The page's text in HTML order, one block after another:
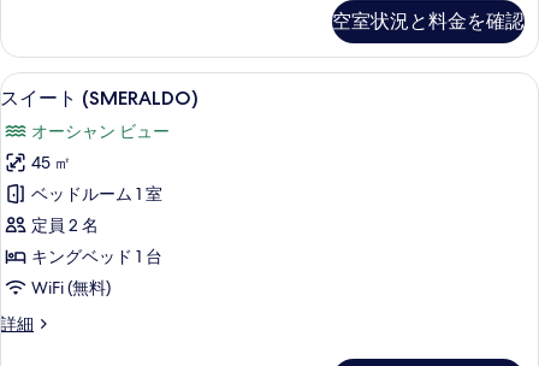
す
べ
て
の
写
真
を
表
示
す
の
詳
細
ト
キ
ン
グ
ベ
ッ
ド
1
台
ジ
ン
シ
ャ
ス
イ
ー
ト
キ
ン
グ
ベ
ド
空室状況と料金を確認
ス
ー
ト
(SMERALDO)
の
す
べ
て
高級寝具、羽毛の掛け布団、低反発
10
スイート (SMERALDO)
オーシャン ビュー
45 ㎡
ベッドルーム 1 室
定員 2 名
キングベッド 1 台
WiFi (無料)
詳細
ス